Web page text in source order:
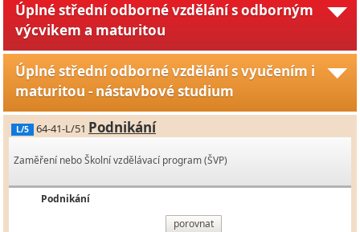
Úplné střední odborné vzdělání s odborným
výcvikem a maturitou
Úplné střední odborné vzdělání s vyučením i
maturitou - nástavbové studium
L/5 64-41-L/51 Podnikání
Zaměření nebo Školní vzdělávací program (ŠVP)
Podnikání
porovnat